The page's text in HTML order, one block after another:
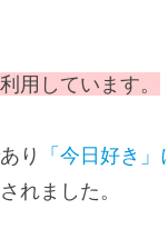
用しています。
り
「今日好き
されました。